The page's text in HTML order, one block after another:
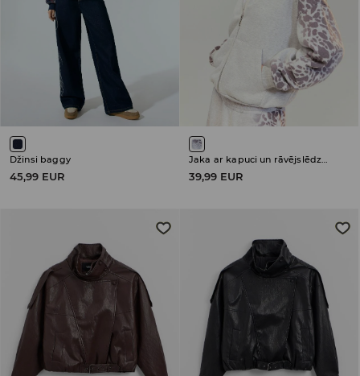
Džinsi baggy
45,99 EUR
Jaka ar kapuci un rāvējslēdzēja aizdari
39,99 EUR